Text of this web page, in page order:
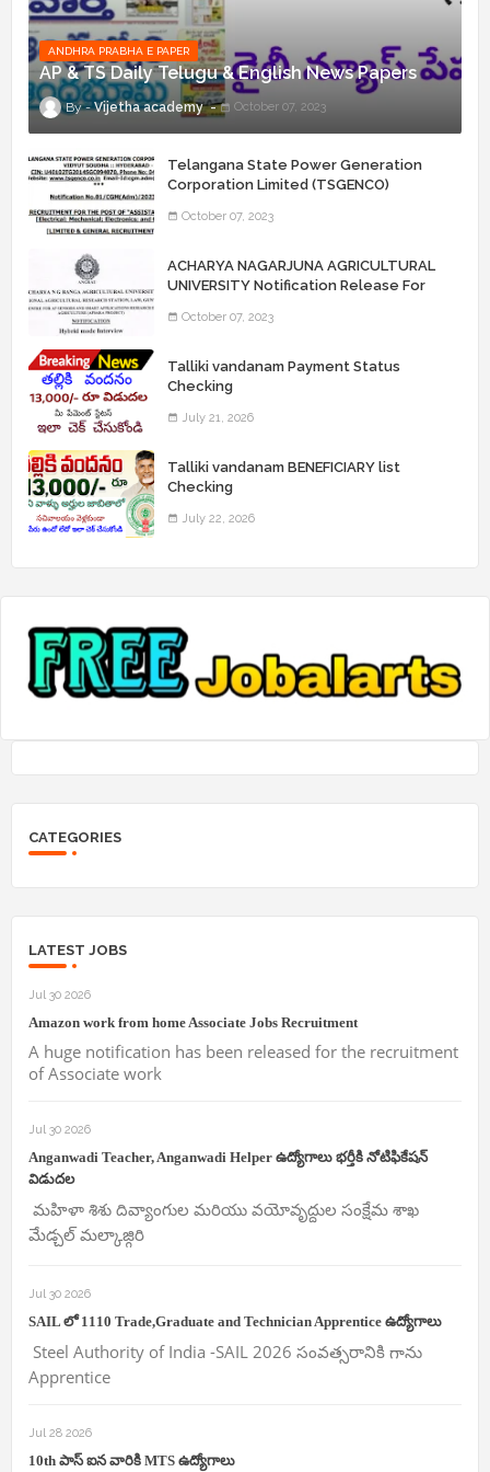
ANDHRA PRABHA E PAPER
AP & TS Daily Telugu & English News Papers
Vijetha academy October 07, 2023
Telangana State Power Generation
Corporation Limited (TSGENCO)
“Assistant Engineers" Posts
October 07, 2023
ACHARYA NAGARJUNA AGRICULTURAL
UNIVERSITY Notification Release For
October 07, 2023
Talliki vandanam Payment Status
Checking
July 21, 2026
Talliki vandanam BENEFICIARY list
Checking
July 22, 2026
CATEGORIES
LATEST JOBS
Jul 30 2026
Amazon work from home Associate Jobs Recruitment
A huge notification has been released for the recruitment
of Associate work
Jul 30 2026
Anganwadi Teacher, Anganwadi Helper ఉద్యోగాలు భర్తీకి నోటిఫికేషన్
విడుదల
మహిళా శిశు దివ్యాంగుల మరియు వయోవృద్దుల సంక్షేమ శాఖ
మేడ్చల్ మల్కాజ్గిరి
Jul 30 2026
SAIL లో 1110 Trade,Graduate and Technician Apprentice ఉద్యోగాలు
Steel Authority of India -SAIL 2026 సంవత్సరానికి గాను
Apprentice
Jul 28 2026
10th పాస్ ఐన వారికి MTS ఉద్యోగాలు